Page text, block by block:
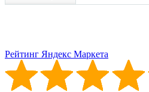
Рейтинг Яндекс Маркета